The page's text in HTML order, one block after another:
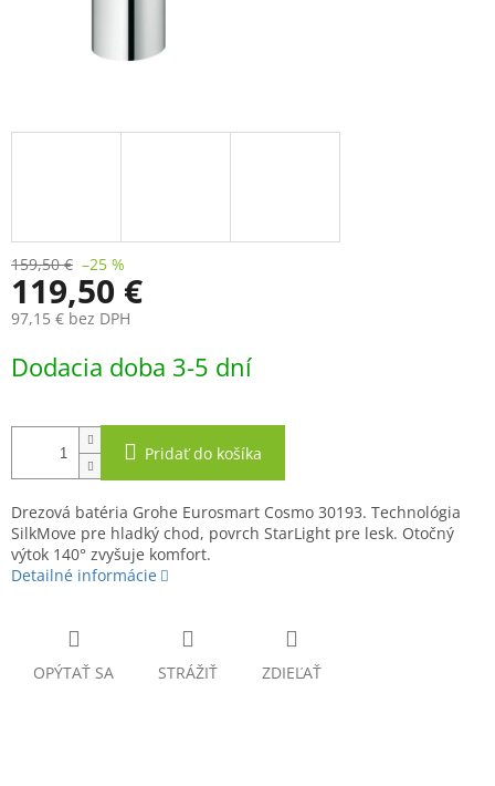
159,50 € –25 %
119,50 €
97,15 € bez DPH
cena:
Dodacia doba 3-5 dní
Pridať do košíka
Drezová batéria Grohe Eurosmart Cosmo 30193. Technológia
SilkMove pre hladký chod, povrch StarLight pre lesk. Otočný
výtok 140° zvyšuje komfort.
Detailné informácie
OPÝTAŤ SA STRÁŽIŤ ZDIEĽAŤ